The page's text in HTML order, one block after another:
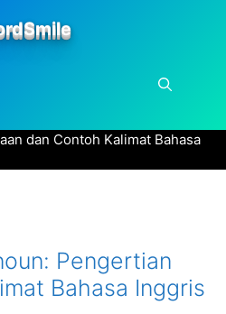
dan Contoh Kalimat Bahasa
Pengertian
Bahasa Inggris